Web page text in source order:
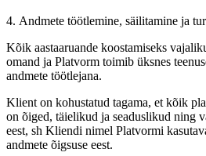
4. Andmete töötlemine, säilitamine ja
Kõik aastaaruande koostamiseks
omand ja Platvorm toimib üksnes
andmete töötlejana.
Klient on kohustatud tagama, et kõik
on õiged, täielikud ja seaduslikud ning
eest, sh Kliendi nimel Platvormi
andmete õigsuse eest.